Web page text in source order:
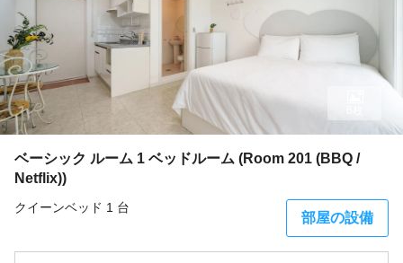
ベーシック ルーム 1 ベッドルーム (Room 201 (BBQ /
Netflix))
クイーンベッド 1 台
部屋の設備